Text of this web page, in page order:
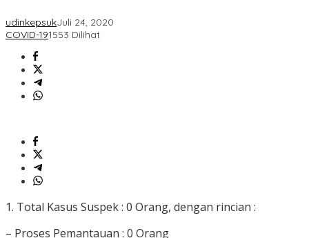
udinkepsukJuli 24, 2020
COVID-191553 Dilihat
1. Total Kasus Suspek : 0 Orang, dengan rincian :
– Proses Pemantauan : 0 Orang